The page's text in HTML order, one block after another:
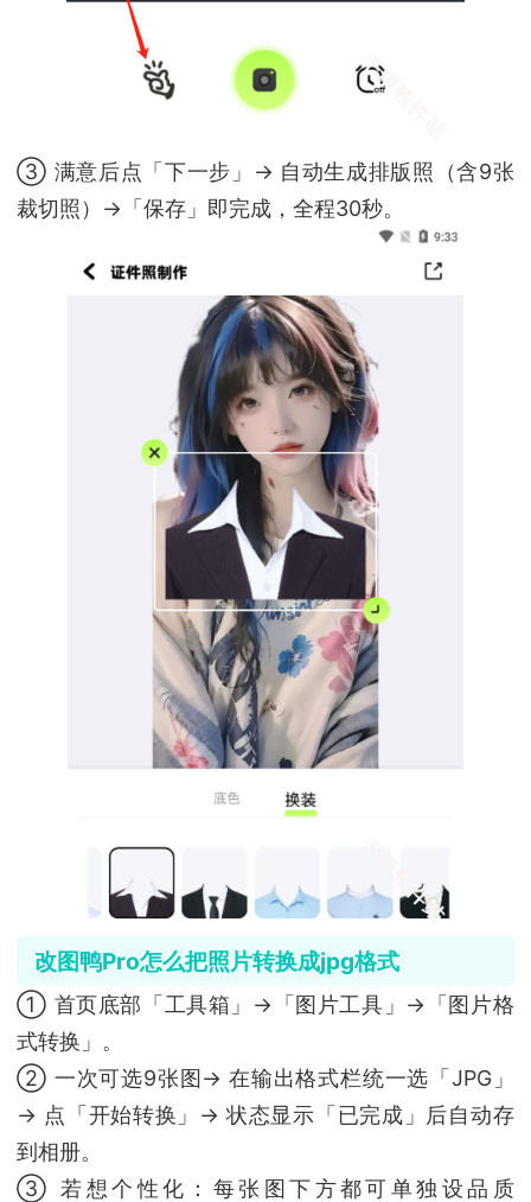
③ 满意后点「下一步」→ 自动生成排版照（含9张
裁切照）→「保存」即完成，全程30秒。
改图鸭Pro怎么把照片转换成jpg格式
① 首页底部「工具箱」→「图片工具」→「图片格
式转换」。
② 一次可选9张图→ 在输出格式栏统一选「JPG」
→ 点「开始转换」→ 状态显示「已完成」后自动存
到相册。
③ 若想个性化：每张图下方都可单独设品质